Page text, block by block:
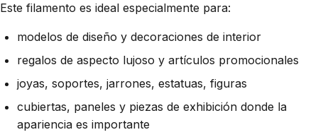
Este filamento es ideal especialmente para:
modelos de diseño y decoraciones de interior
regalos de aspecto lujoso y artículos promocionales
joyas, soportes, jarrones, estatuas, figuras
cubiertas, paneles y piezas de exhibición donde la
apariencia es importante